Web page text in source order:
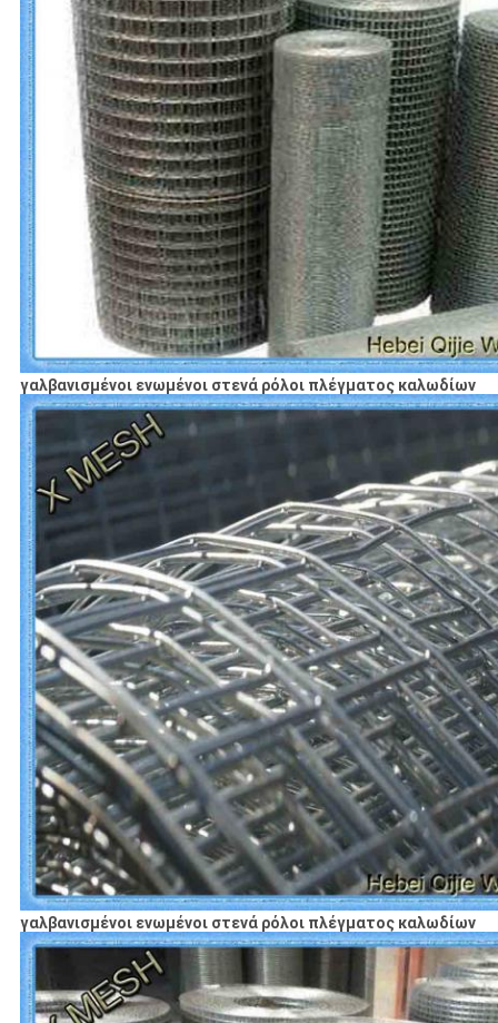
γαλβανισμένοι ενωμένοι στενά ρόλοι πλέγματος καλωδίων
γαλβανισμένοι ενωμένοι στενά ρόλοι πλέγματος καλωδίων